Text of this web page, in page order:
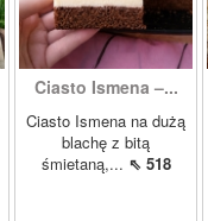
Ciasto Ismena –...
Ciasto Ismena na dużą
blachę z bitą
śmietaną,... ⇖ 518